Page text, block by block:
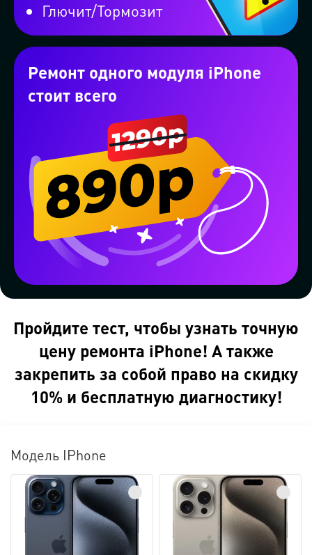
Проконсультируем бесплатно в
Telegram
Глючит/Тормозит
Ремонт одного модуля iPhone
стоит всего
Пройдите тест, чтобы узнать точную
цену ремонта iPhone! А также
закрепить за собой право на скидку
10% и бесплатную диагностику!
Модель IPhone